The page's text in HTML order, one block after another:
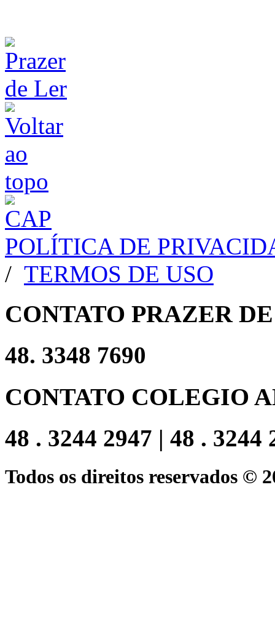
POLÍTICA DE
/ TERMOS DE USO
CONTATO PRAZER
48. 3348 7690
CONTATO COLEGIO
48 . 3244 2947 | 48 . 3244
Todos os direitos reservados ©